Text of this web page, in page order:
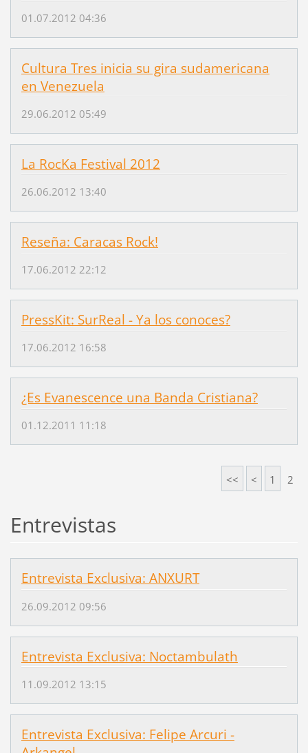
01.07.2012 04:36
Cultura Tres inicia su gira sudamericana
en Venezuela
29.06.2012 05:49
La RocKa Festival 2012
26.06.2012 13:40
Reseña: Caracas Rock!
17.06.2012 22:12
PressKit: SurReal - Ya los conoces?
17.06.2012 16:58
¿Es Evanescence una Banda Cristiana?
01.12.2011 11:18
<< < 1 2
Entrevistas
Entrevista Exclusiva: ANXURT
26.09.2012 09:56
Entrevista Exclusiva: Noctambulath
11.09.2012 13:15
Entrevista Exclusiva: Felipe Arcuri -